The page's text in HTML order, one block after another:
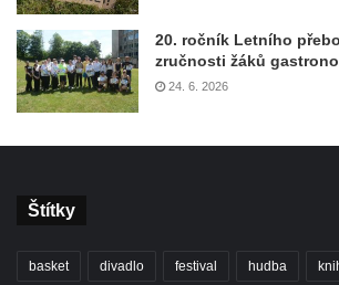
20. ročník Letního
zručnosti žáků
24. 6. 2026
Štítky
basket divadlo festival hudba